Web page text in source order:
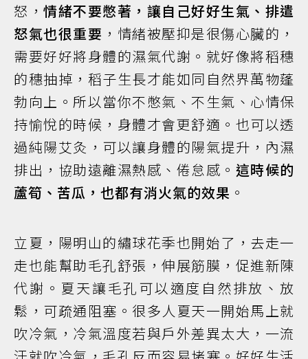
怒， 情緒不要憋著，讓自己好好生氣、排遣
怒氣也很重要 ，情緒被壓抑是很傷心臟的，
需要好好將身體的濕氣代謝。就好像將稻穗
的穗抽掉，稻子生長才能如同自然界萬物蓬
勃向上。所以當你不憋氣、不生氣、心情保
持愉悅的時候，身體才會更舒適。也可以透
過純陽艾灸，可以讓身體的陽氣提升，內濕
排出，協助遠離濕熱感、倦怠感。 這時候的
蘆筍、苦瓜，也都有消火氣的效果 。
立夏，陽明山的繡球花季也開始了，去走一
走也能幫助毛孔舒張，伸展筋膜，促進新陳
代謝。夏天讓毛孔可以適度自然排放、放
鬆，可疏通阻塞。很多人夏天一開始馬上就
吹冷氣，冷氣溫度若與戶外差異太大，一流